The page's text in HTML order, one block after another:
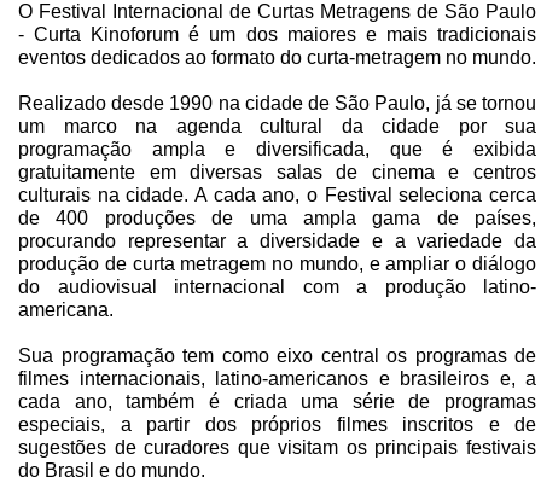
O Festival Internacional de Curtas Metragens de São Paulo
- Curta Kinoforum é um dos maiores e mais tradicionais
eventos dedicados ao formato do curta-metragem no mundo.
Realizado desde 1990 na cidade de São Paulo, já se tornou
um marco na agenda cultural da cidade por sua
programação ampla e diversificada, que é exibida
gratuitamente em diversas salas de cinema e centros
culturais na cidade. A cada ano, o Festival seleciona cerca
de 400 produções de uma ampla gama de países,
procurando representar a diversidade e a variedade da
produção de curta metragem no mundo, e ampliar o diálogo
do audiovisual internacional com a produção latino-
americana.
Sua programação tem como eixo central os programas de
filmes internacionais, latino-americanos e brasileiros e, a
cada ano, também é criada uma série de programas
especiais, a partir dos próprios filmes inscritos e de
sugestões de curadores que visitam os principais festivais
do Brasil e do mundo.